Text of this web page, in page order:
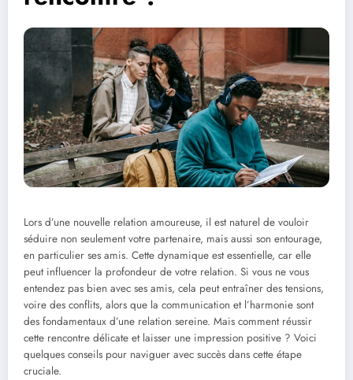
Lors d’une nouvelle relation amoureuse, il est naturel de vouloir
séduire non seulement votre partenaire, mais aussi son entourage,
en particulier ses amis. Cette dynamique est essentielle, car elle
peut influencer la profondeur de votre relation. Si vous ne vous
entendez pas bien avec ses amis, cela peut entraîner des tensions,
voire des conflits, alors que la communication et l’harmonie sont
des fondamentaux d’une relation sereine. Mais comment réussir
cette rencontre délicate et laisser une impression positive ? Voici
quelques conseils pour naviguer avec succès dans cette étape
cruciale.